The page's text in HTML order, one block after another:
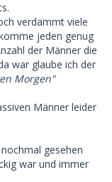
verdammt viele
jeden genug
der Männer die
war glaube ich der
Morgen"
Männer leider
gesehen
war und immer